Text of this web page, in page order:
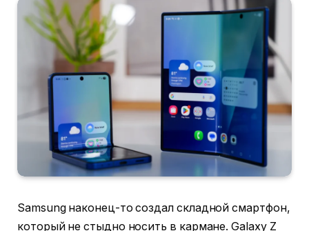
Samsung наконец-то создал складной смартфон,
который не стыдно носить в кармане. Galaxy Z